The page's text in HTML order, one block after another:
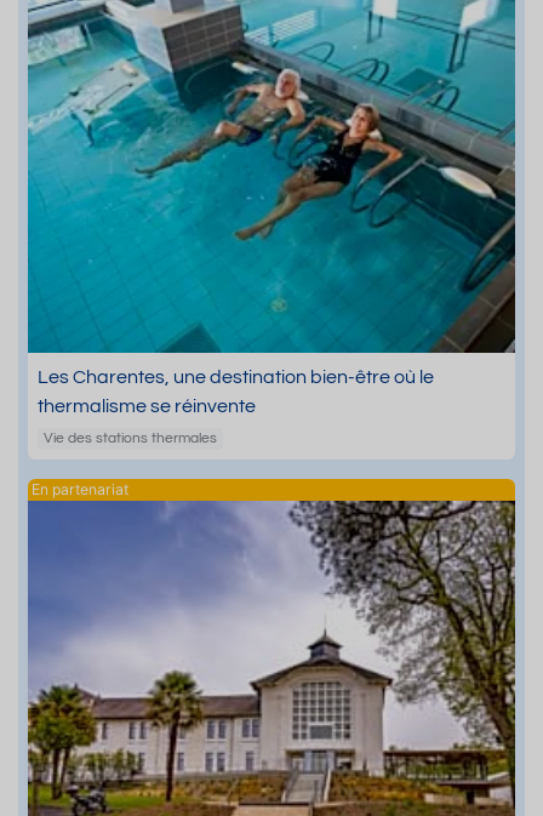
Les Charentes, une destination bien-être où le
thermalisme se réinvente
Vie des stations thermales